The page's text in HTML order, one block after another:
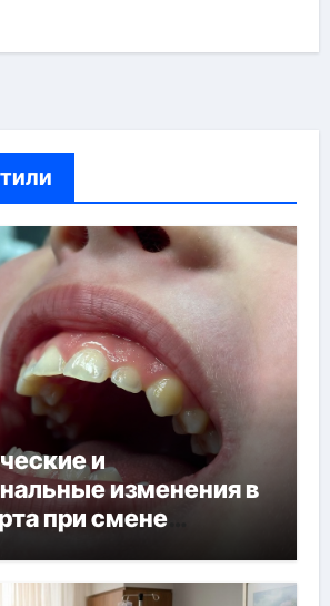
и
изменения в
при смене